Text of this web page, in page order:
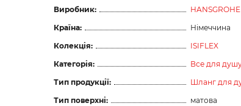
Виробник:
HANSGROHE
Країна:
Німеччина
Колекція:
ISIFLEX
Категорія:
Все для
Тип продукції:
Шланг для
Тип поверхні:
матова